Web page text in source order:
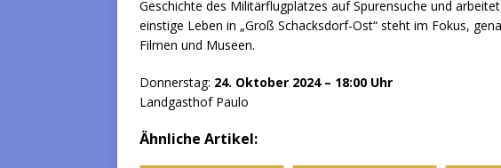
Geschichte des Militärflugplatzes auf Spurensuche und
einstige Leben in „Groß Schacksdorf-Ost“ steht im Fokus,
Filmen und Museen.
Donnerstag: 24. Oktober 2024 – 18:00 Uhr
Landgasthof Paulo
Ähnliche Artikel: